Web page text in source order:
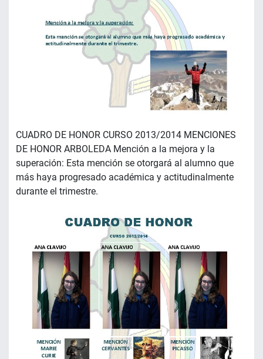
CUADRO DE HONOR CURSO 2013/2014 MENCIONES
DE HONOR ARBOLEDA Mención a la mejora y la
superación: Esta mención se otorgará al alumno que
más haya progresado académica y actitudinalmente
durante el trimestre.